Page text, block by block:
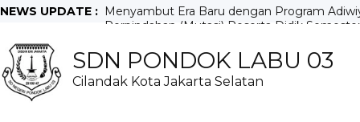
NEWS UPDATE : Menyambut Era Baru dengan Program
Perpindahan (Mutasi) Peserta Didik Semester
Persari Gudep Majapahit, Sukses
Pramuka SDN Pondok Labu 03 Lepas 500
Kelompok Kerja Pemilah Sampah Bersama
SDN PONDOK LABU 03
Cilandak Kota Jakarta Selatan